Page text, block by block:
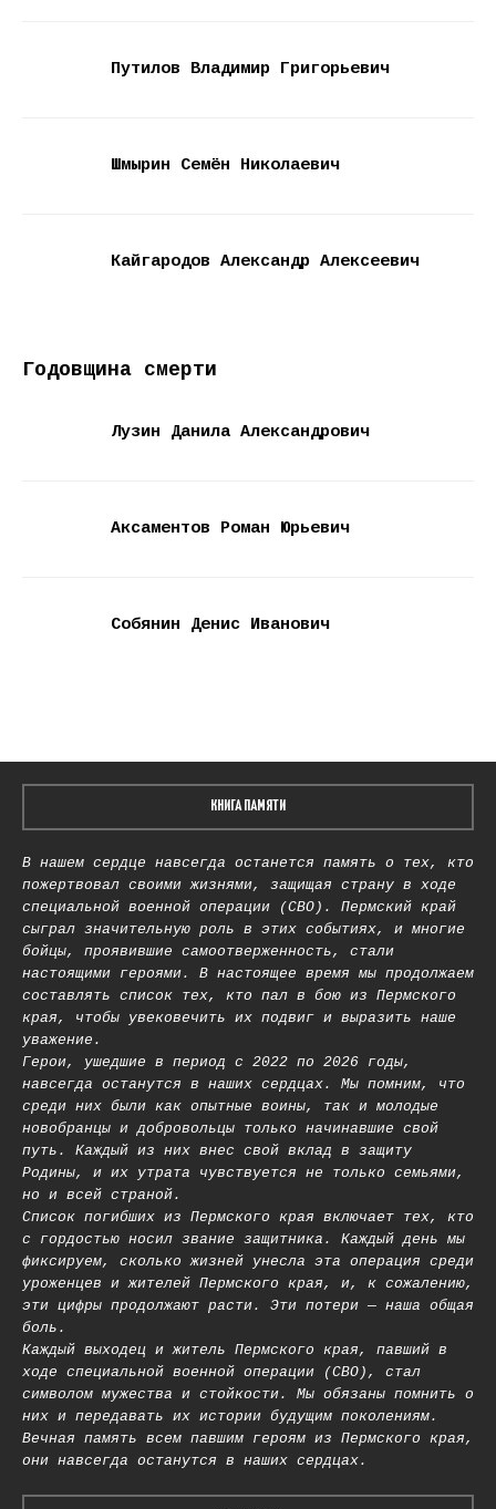
Путилов Владимир Григорьевич
Шмырин Семён Николаевич
Кайгародов Александр Алексеевич
Годовщина смерти
Лузин Данила Александрович
Аксаментов Роман Юрьевич
Собянин Денис Иванович
КНИГА ПАМЯТИ
В нашем сердце навсегда останется память о тех, кто
пожертвовал своими жизнями, защищая страну в ходе
специальной военной операции (СВО). Пермский край
сыграл значительную роль в этих событиях, и многие
бойцы, проявившие самоотверженность, стали
настоящими героями. В настоящее время мы продолжаем
составлять список тех, кто пал в бою из Пермского
края, чтобы увековечить их подвиг и выразить наше
уважение.
Герои, ушедшие в период с 2022 по 2026 годы,
навсегда останутся в наших сердцах. Мы помним, что
среди них были как опытные воины, так и молодые
новобранцы и добровольцы только начинавшие свой
путь. Каждый из них внес свой вклад в защиту
Родины, и их утрата чувствуется не только семьями,
но и всей страной.
Список погибших из Пермского края включает тех, кто
с гордостью носил звание защитника. Каждый день мы
фиксируем, сколько жизней унесла эта операция среди
уроженцев и жителей Пермского края, и, к сожалению,
эти цифры продолжают расти. Эти потери — наша общая
боль.
Каждый выходец и житель Пермского края, павший в
ходе специальной военной операции (СВО), стал
символом мужества и стойкости. Мы обязаны помнить о
них и передавать их истории будущим поколениям.
Вечная память всем павшим героям из Пермского края,
они навсегда останутся в наших сердцах.